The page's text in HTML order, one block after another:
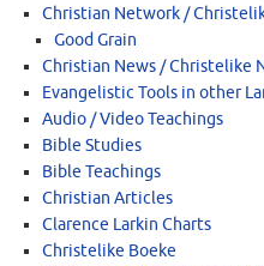
Christian Network /
Good Grain
Christian News / Christelike
Evangelistic Tools in other
Audio / Video Teachings
Bible Studies
Bible Teachings
Christian Articles
Clarence Larkin Charts
Christelike Boeke